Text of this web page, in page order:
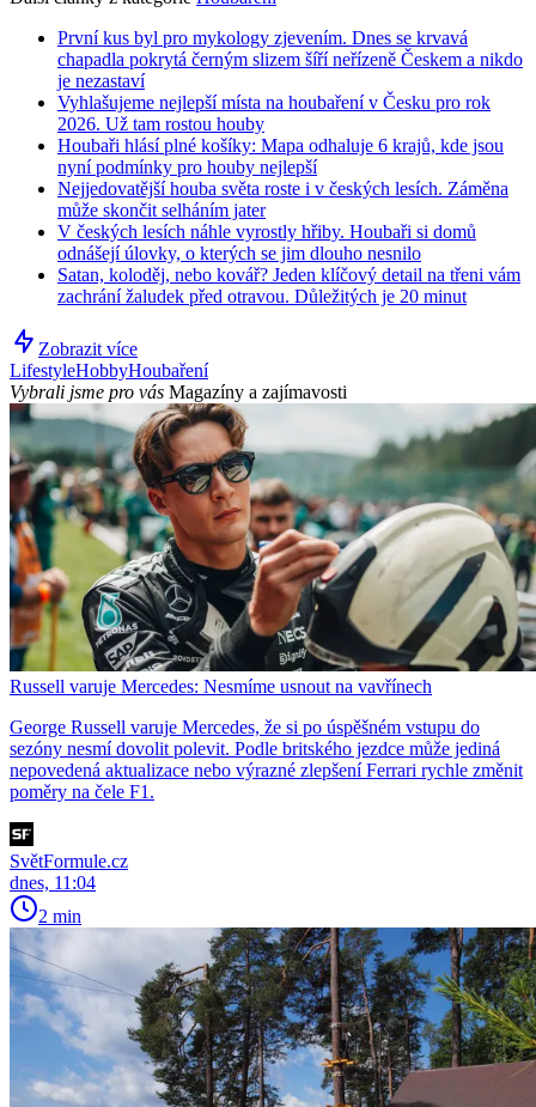
První kus byl pro mykology zjevením. Dnes se krvavá
chapadla pokrytá černým slizem šíří neřízeně Českem a nikdo
je nezastaví
Vyhlašujeme nejlepší místa na houbaření v Česku pro rok
2026. Už tam rostou houby
Houbaři hlásí plné košíky: Mapa odhaluje 6 krajů, kde jsou
nyní podmínky pro houby nejlepší
Nejjedovatější houba světa roste i v českých lesích. Záměna
může skončit selháním jater
V českých lesích náhle vyrostly hřiby. Houbaři si domů
odnášejí úlovky, o kterých se jim dlouho nesnilo
Satan, koloděj, nebo kovář? Jeden klíčový detail na třeni vám
zachrání žaludek před otravou. Důležitých je 20 minut
Zobrazit více
LifestyleHobbyHoubaření
Vybrali jsme pro vás Magazíny a zajímavosti
Russell varuje Mercedes: Nesmíme usnout na vavřínech
George Russell varuje Mercedes, že si po úspěšném vstupu do
sezóny nesmí dovolit polevit. Podle britského jezdce může jediná
nepovedená aktualizace nebo výrazné zlepšení Ferrari rychle změnit
poměry na čele F1.
SvětFormule.cz
dnes, 11:04
2 min